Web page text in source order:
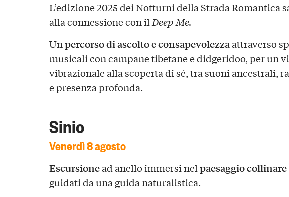
L’edizione 2025 dei Notturni della Strada Romantica
alla connessione con il Deep Me.
Unpercorso di ascolto e consapevolezzaattraverso
musicali con campane tibetane e didgeridoo, per un
vibrazionale alla scoperta di sé, tra suoni ancestrali,
e presenza profonda.
Sinio
Venerdì 8 agosto
Escursionead anello immersi nelpaesaggio collinare
guidati da una guida naturalistica.